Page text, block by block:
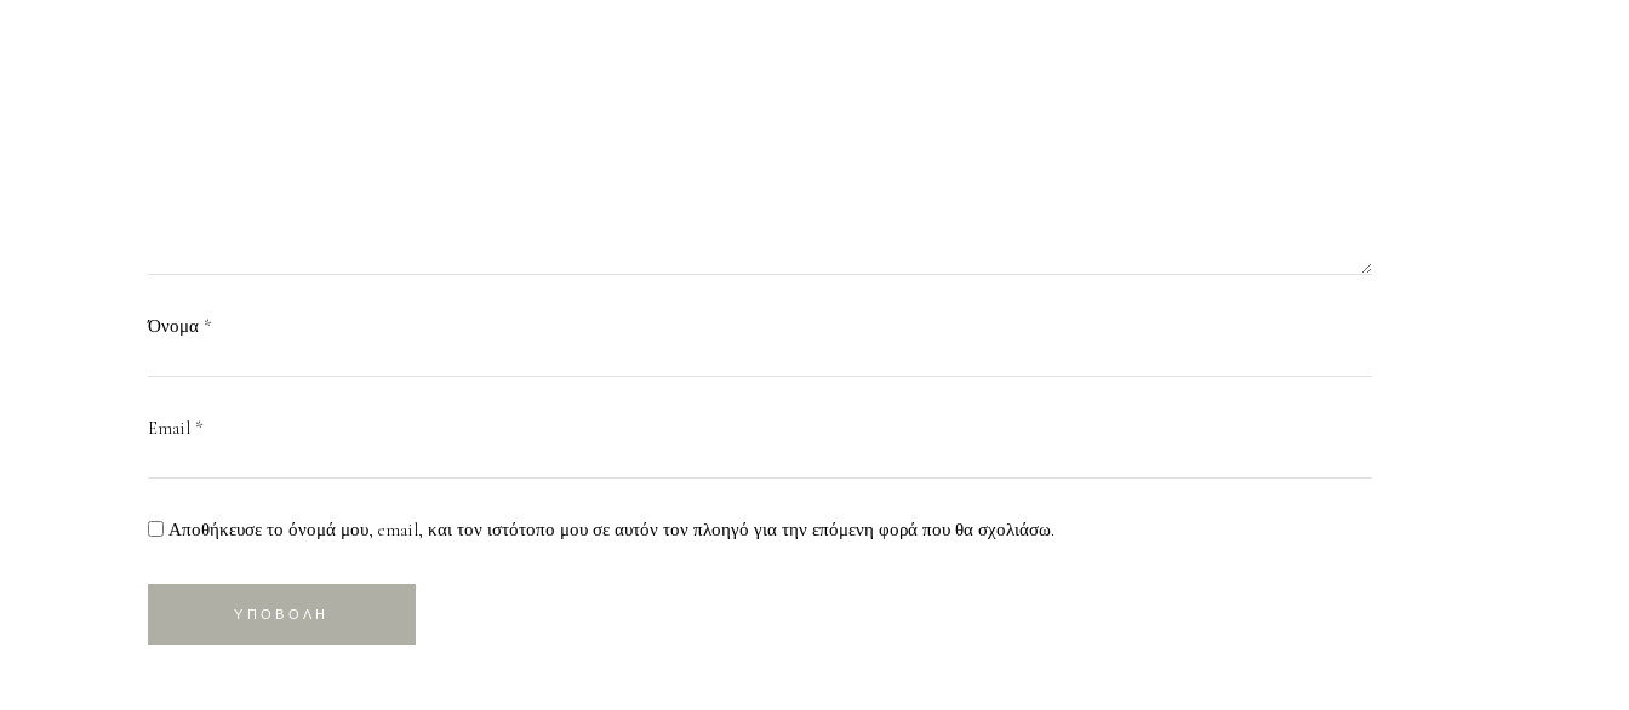
Όνομα *
Email *
Αποθήκευσε το όνομά μου, email, και τον ιστότοπο μου σε αυτόν τον πλοηγό για την επόμενη φορά που θα σχολιάσω.